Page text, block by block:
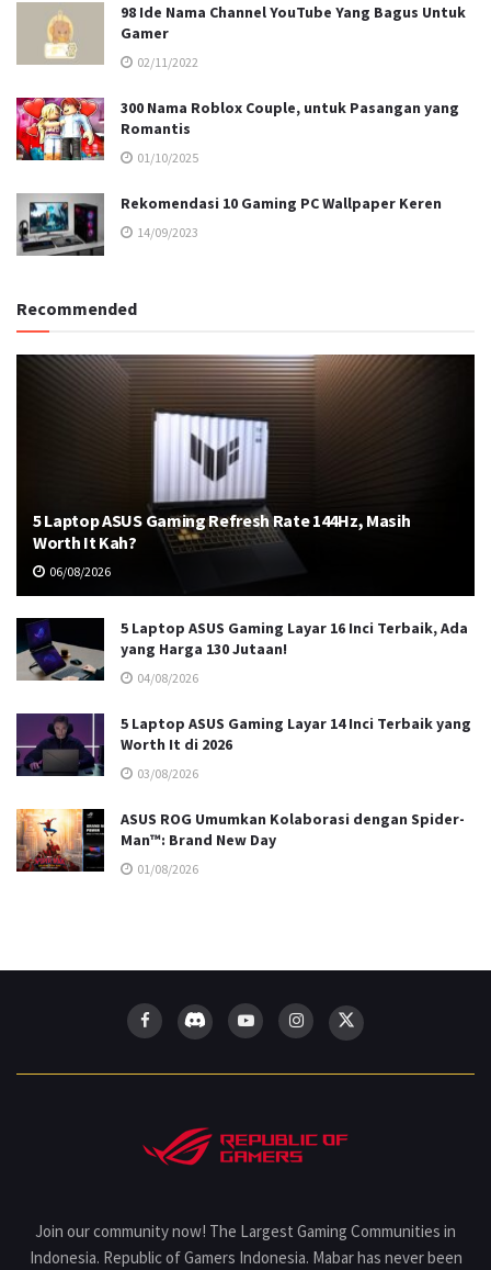
98 Ide Nama Channel YouTube Yang Bagus Untuk
Gamer
02/11/2022
300 Nama Roblox Couple, untuk Pasangan yang
Romantis
01/10/2025
Rekomendasi 10 Gaming PC Wallpaper Keren
14/09/2023
Recommended
5 Laptop ASUS Gaming Refresh Rate 144Hz, Masih
Worth It Kah?
06/08/2026
5 Laptop ASUS Gaming Layar 16 Inci Terbaik, Ada
yang Harga 130 Jutaan!
04/08/2026
5 Laptop ASUS Gaming Layar 14 Inci Terbaik yang
Worth It di 2026
03/08/2026
ASUS ROG Umumkan Kolaborasi dengan Spider-
Man™: Brand New Day
01/08/2026
Join our community now! The Largest Gaming Communities in
Indonesia. Republic of Gamers Indonesia. Mabar has never been